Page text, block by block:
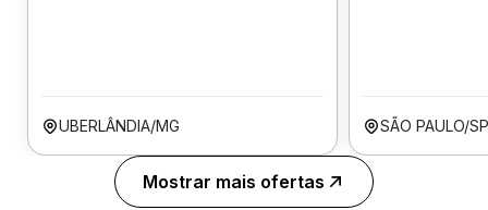
UBERLÂNDIA/MG SÃO PAULO/SP
Mostrar mais ofertas